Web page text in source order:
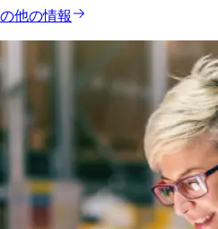
他の情報